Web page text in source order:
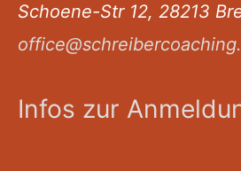
Schoene-Str 12, 28213
Infos zur